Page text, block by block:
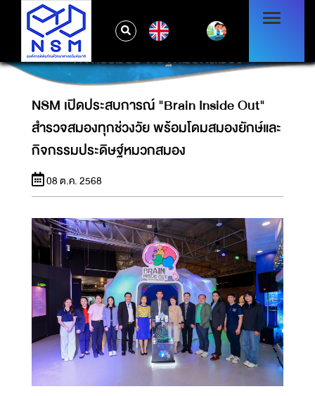
NSM เปิดประสบการณ์ "BRAIN INSIDE OUT"
สำรวจสมองทุกช่วงวัย พร้อมโดมสมองยักษ์และ
กิจกรรมประดิษฐ์หมวกสมอง
NSM เปิดประสบการณ์ "Brain Inside Out"
สำรวจสมองทุกช่วงวัย พร้อมโดมสมองยักษ์และ
กิจกรรมประดิษฐ์หมวกสมอง
08 ต.ค. 2568